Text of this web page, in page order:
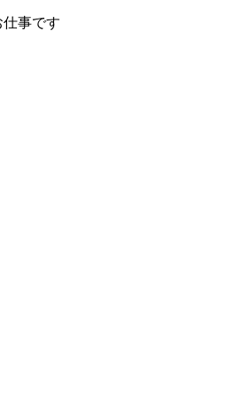
事です